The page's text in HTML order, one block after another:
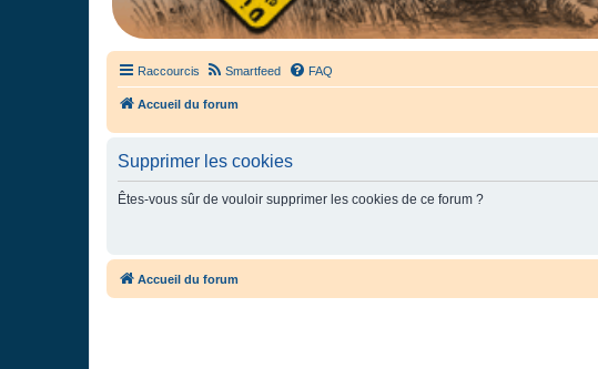
Raccourcis Smartfeed FAQ
Accueil du forum
Supprimer les cookies
Êtes-vous sûr de vouloir supprimer les cookies de ce forum ?
Accueil du forum